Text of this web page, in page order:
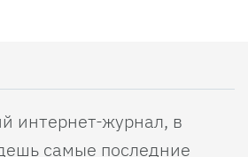
интернет-журнал, в
самые последние